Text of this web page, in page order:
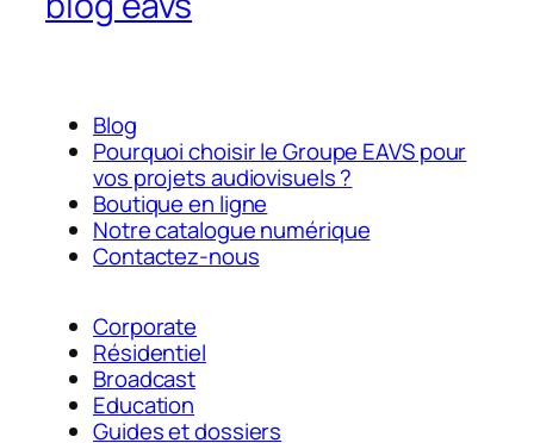
Blog
Pourquoi choisir le Groupe EAVS pour
vos projets audiovisuels ?
Boutique en ligne
Notre catalogue numérique
Contactez-nous
Corporate
Résidentiel
Broadcast
Education
Guides et dossiers